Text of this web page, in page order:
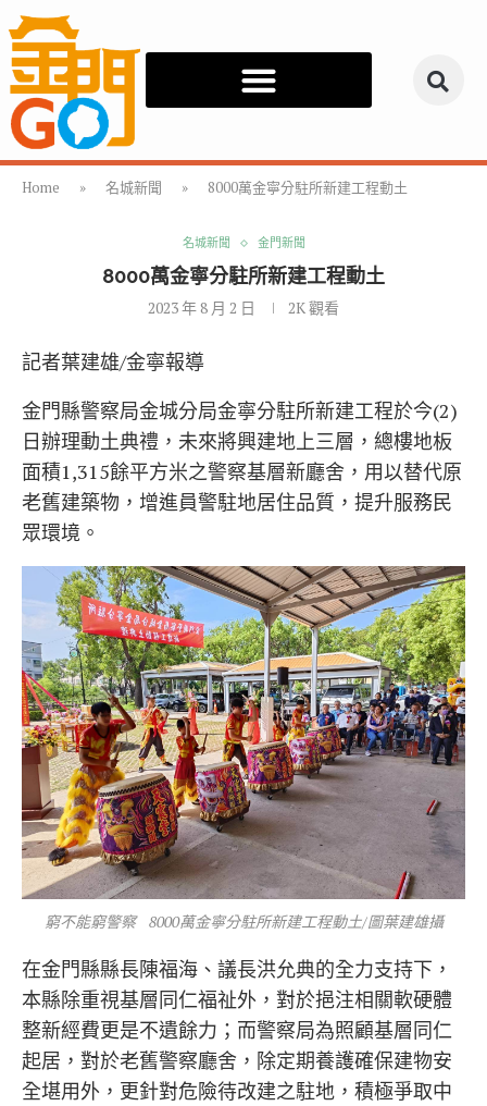
Home » 名城新聞 » 8000萬金寧分駐所新建工程動土
名城新聞 金門新聞
8000萬金寧分駐所新建工程動土
2023 年 8 月 2 日 2K觀看
記者葉建雄/金寧報導
金門縣警察局金城分局金寧分駐所新建工程於今(2)
日辦理動土典禮，未來將興建地上三層，總樓地板
面積1,315餘平方米之警察基層新廳舍，用以替代原
老舊建築物，增進員警駐地居住品質，提升服務民
眾環境。
窮不能窮警察 8000萬金寧分駐所新建工程動土/圖葉建雄攝
在金門縣縣長陳福海、議長洪允典的全力支持下，
本縣除重視基層同仁福祉外，對於挹注相關軟硬體
整新經費更是不遺餘力；而警察局為照顧基層同仁
起居，對於老舊警察廳舍，除定期養護確保建物安
全堪用外，更針對危險待改建之駐地，積極爭取中